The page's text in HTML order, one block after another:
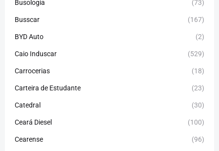
Busologia (73)
Busscar (167)
BYD Auto (2)
Caio Induscar (529)
Carrocerias (18)
Carteira de Estudante (23)
Catedral (30)
Ceará Diesel (100)
Cearense (96)